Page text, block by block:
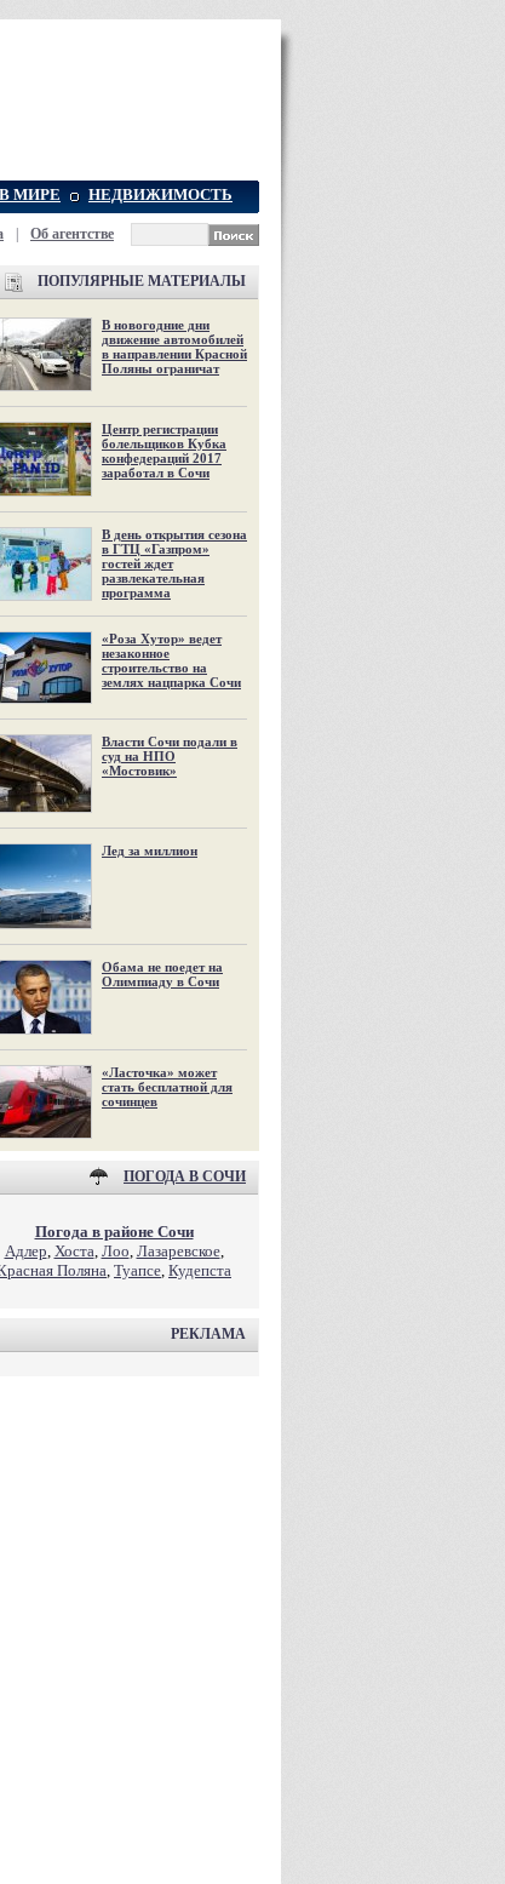
В МИРЕ НЕДВИЖИМОСТЬ
Об агентстве
ПОПУЛЯРНЫЕ МАТЕРИАЛЫ
В новогодние дни
движение автомобилей
в направлении Красной
Поляны ограничат
Центр регистрации
болельщиков Кубка
конфедераций 2017
заработал в Сочи
В день открытия сезона
в ГТЦ «Газпром»
гостей ждет
развлекательная
программа
«Роза Хутор» ведет
незаконное
строительство на
землях нацпарка Сочи
Власти Сочи подали в
суд на НПО
«Мостовик»
Лед за миллион
Обама не поедет на
Олимпиаду в Сочи
«Ласточка» может
стать бесплатной для
сочинцев
ПОГОДА В СОЧИ
Погода в районе Сочи
Адлер, Хоста, Лоо, Лазаревское,
Поляна, Туапсе, Кудепста
РЕКЛАМА